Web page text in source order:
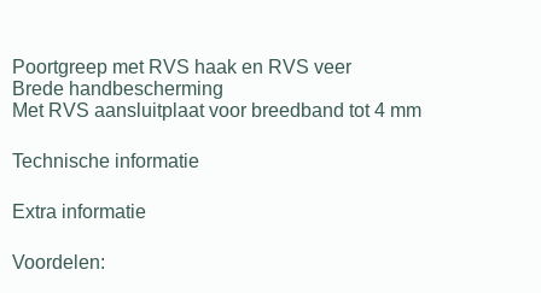
Poortgreep met RVS haak en RVS veer
Brede handbescherming
Met RVS aansluitplaat voor breedband tot 4 mm
Technische informatie
Extra informatie
Voordelen: